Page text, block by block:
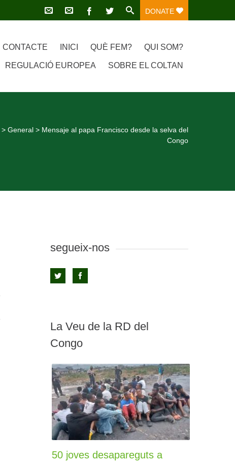
DONATE
CONTACTE INICI QUÈ FEM? QUI SOM?
REGULACIÓ EUROPEA SOBRE EL COLTAN
>General > Mensaje al papa Francisco desde la selva del
Congo
segueix-nos
La Veu de la RD del
Congo
50 joves desapareguts a